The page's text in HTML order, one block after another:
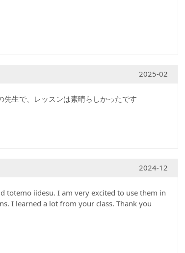
2025-02
生で、レッスンは素晴らしかったです
2024-12
totemo iidesu. I am very excited to use them in
I learned a lot from your class. Thank you